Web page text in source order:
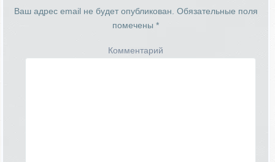
Ваш адрес email не будет опубликован. Обязательные поля
помечены *
Комментарий